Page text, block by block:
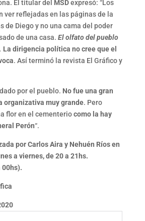
El titular del MSDexpresó: “Los
ver reflejadas en las páginas de la
de Diego y no una cama del poder
de una casa. El olfato del pueblo
La dirigencia política no cree que el
. Así terminó la revista El Gráfico y
por el pueblo. No fue una gran
organizativa muy grande. Pero
flor en el cementeriocomo la hay
Perón“.
por Carlos Aira y Nehuén Ríos en
a viernes, de 20 a 21hs.
00hs).